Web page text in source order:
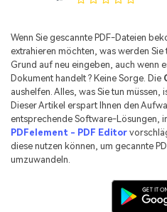
PDF OCR
PDF-Daten extrahieren
PDF freigeben
eSign PDFs rechtmäßig
Branchen
Bildung
Kontakt zum Support
Benutzerhandbuch
PDFelement für Windows
PDFelement für Mac
PDFelement für iOS
Wenn Sie gescannte PDF-Dateien
extrahieren möchten, was werden Sie
Grund auf neu eingeben, auch wenn
Dokument handelt ? Keine Sorge. Die
aushelfen. Alles, was Sie tun müssen,
Dieser Artikel erspart Ihnen den
entsprechende Software-Lösungen,
PDFelement - PDF Editor
diese nutzen können, um gecannte
umzuwandeln.